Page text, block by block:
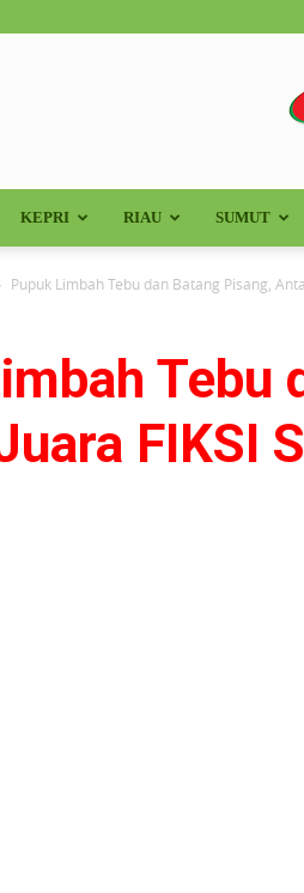
KEPRI RIAU SUMUT
Pupuk Limbah Tebu dan Batang Pisang,
Tebu
FIKSI